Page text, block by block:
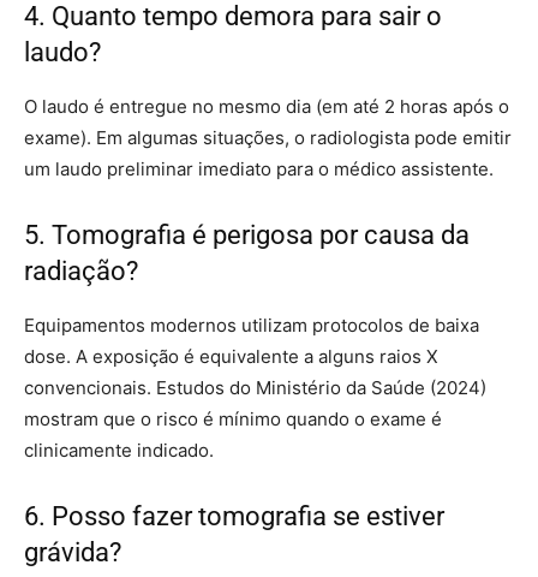
4. Quanto tempo demora para sair o
laudo?
O laudo é entregue no mesmo dia (em até 2 horas após o
exame). Em algumas situações, o radiologista pode emitir
um laudo preliminar imediato para o médico assistente.
5. Tomografia é perigosa por causa da
radiação?
Equipamentos modernos utilizam protocolos de baixa
dose. A exposição é equivalente a alguns raios X
convencionais. Estudos do Ministério da Saúde (2024)
mostram que o risco é mínimo quando o exame é
clinicamente indicado.
6. Posso fazer tomografia se estiver
grávida?